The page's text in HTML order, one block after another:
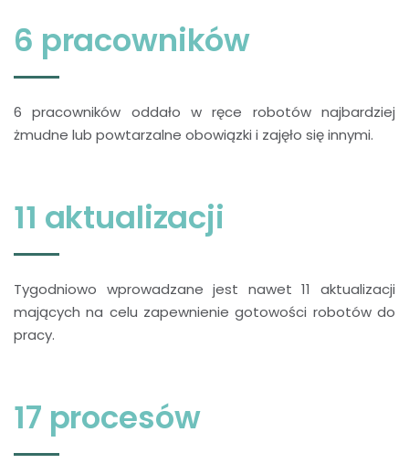
6 pracowników
6 pracowników oddało w ręce robotów najbardziej
żmudne lub powtarzalne obowiązki i zajęło się innymi.
11 aktualizacji
Tygodniowo wprowadzane jest nawet 11 aktualizacji
mających na celu zapewnienie gotowości robotów do
pracy.
17 procesów